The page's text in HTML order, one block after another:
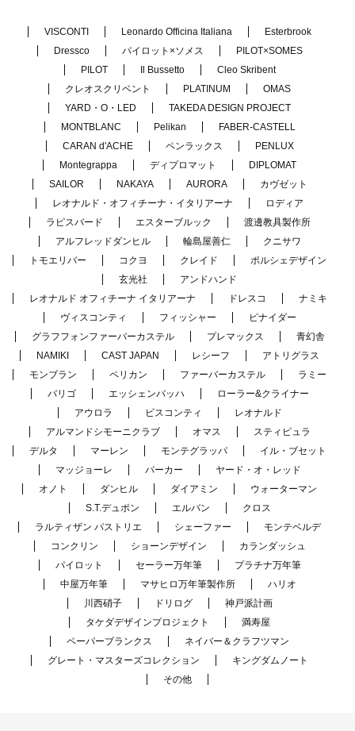
VISCONTI Leonardo Officina Italiana
Esterbrook
Dressco
パイロット×ソメス
PILOT×SOMES
PILOT
Il Bussetto
Cleo Skribent
クレオスクリベント
PLATINUM
OMAS
YARD・O・LED
TAKEDA DESIGN PROJECT
MONTBLANC
Pelikan
FABER-CASTELL
CARAN d'ACHE
ペンラックス
PENLUX
Montegrappa
ディプロマット
DIPLOMAT
SAILOR
NAKAYA AURORA
カヴゼット
レオナルド・オフィチーナ・イタリアーナ
ロディア
ラピスバード
エスターブルック
渡邊教具製作所
アルフレッドダンヒル
輪島屋善仁
クニサワ
トモエリバー
コクヨ クレイド
ポルシェデザイン
玄光社
アンドハンド
レオナルド オフィチーナ イタリアーナ
ドレスコ
ナミキ
ヴィスコンティ
フィッシャー
ピナイダー
グラフフォンファーバーカステル
プレマックス
青幻舎
NAMIKI
CAST JAPAN レシーフ
アトリグラス
モンブラン
ペリカン ファーバーカステル
ラミー
バリゴ
エッシェンバッハ
ローラー&クライナー
アウロラ
ビスコンティ
レオナルド
アルマンドシモーニクラブ
オマス
スティピュラ
デルタ
マーレン モンテグラッパ
イル・ブセット
マッジョーレ
パーカー
ヤード・オ・レッド
オノト
ダンヒル ダイアミン
ウォーターマン
S.T.デュポン
エルバン
クロス
ラルティザン パストリエ
シェーファー
モンテベルデ
コンクリン
ショーンデザイン
カランダッシュ
パイロット
セーラー万年筆
プラチナ万年筆
中屋万年筆
マサヒロ万年筆製作所
ハリオ
川西硝子
ドリログ
神戸派計画
タケダデザインプロジェクト
満寿屋
ペーパーブランクス
ネイバー＆クラフツマン
グレート・マスターズコレクション
キングダムノート
その他